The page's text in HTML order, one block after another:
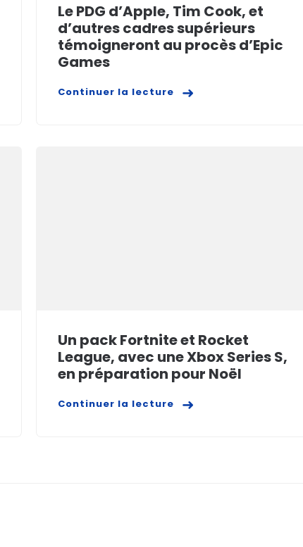
Le PDG d’Apple, Tim Cook, et
d’autres cadres supérieurs
témoigneront au procès d’Epic
Games
Continuer la lecture
Un pack Fortnite et Rocket
League, avec une Xbox Series S,
en préparation pour Noël
Continuer la lecture